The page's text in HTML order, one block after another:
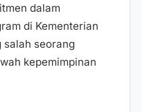
dalam
di Kementerian
salah seorang
kepemimpinan